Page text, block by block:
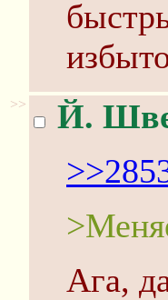
>> Й.
Ага,